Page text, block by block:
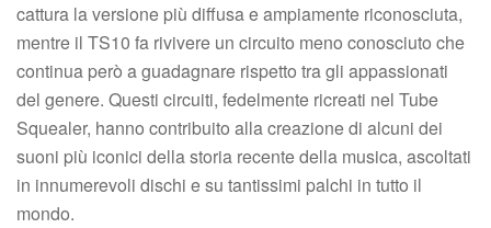
cattura la versione più diffusa e ampiamente riconosciuta,
mentre il TS10 fa rivivere un circuito meno conosciuto che
continua però a guadagnare rispetto tra gli appassionati
del genere. Questi circuiti, fedelmente ricreati nel Tube
Squealer, hanno contribuito alla creazione di alcuni dei
suoni più iconici della storia recente della musica, ascoltati
in innumerevoli dischi e su tantissimi palchi in tutto il
mondo.